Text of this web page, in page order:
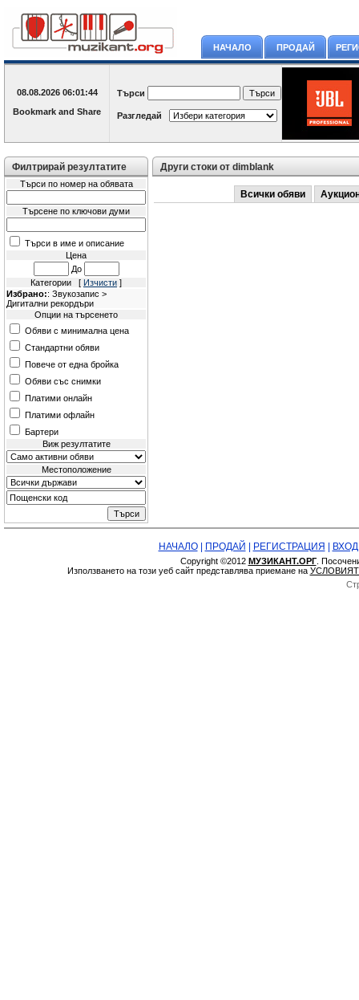
НАЧАЛО ПРОДАЙ
08.08.2026 06:01:44 Търси
Разгледай
Филтрирай резултатите
Търси по номер на обявата
Търсене по ключови думи
Търси в име и описание
Цена
До
Категории [ Изчисти ]
Избрано:: Звукозапис >
Дигитални рекордъри
Опции на търсенето
Обяви с минимална цена
Стандартни обяви
Повече от една бройка
Обяви със снимки
Платими онлайн
Платими офлайн
Бартери
Виж резултатите
Местоположение
Други стоки от dimblank
Всички обяви
НАЧАЛО| ПРОДАЙ РЕГИСТРАЦИЯ ВХОД
Copyright ©2012 МУЗИКАНТ.ОРГ.
Използването на този уеб сайт представлява приемане на